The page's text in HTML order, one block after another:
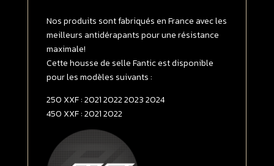
/
450
XXF
2021
-
2022
Blanche
Nos produits sont fabriqués en France avec les
meilleurs antidérapants pour une résistance
maximale!
Cette housse de selle Fantic est disponible
pour les modèles suivants :
250 XXF : 2021 2022 2023 2024
450 XXF : 2021 2022